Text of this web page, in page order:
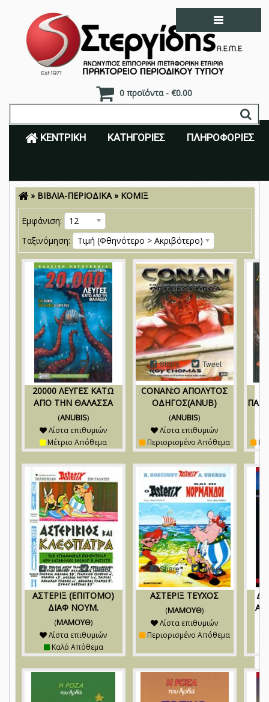
0 προϊόντα - €0.00
ΚΕΝΤΡΙΚΉ ΚΑΤΗΓΟΡΊΕΣ ΠΛΗΡΟΦΟΡΊΕΣ
Είσοδος
» ΒΙΒΛΙΑ-ΠΕΡΙΟΔΙΚΑ» ΚΟΜΙΞ
Εμφάνιση:
12
Ταξινόμηση:
Τιμή (Φθηνότερο > Ακριβότερο)
20000 ΛΕΥΓΕΣ ΚΑΤΩ
ΑΠΟ ΤΗΝ ΘΑΛΑΣΣΑ
(ANUBIS)
Share Tweet
Λίστα επιθυμιών
Μέτριο Απόθεμα
CONAN:O ΑΠΟΛΥΤΟΣ
OΔHΓOΣ(ANUB)
(ANUBIS)
Share Tweet
Λίστα επιθυμιών
Περιορισμένο Απόθεμα
ΑΣΤΕΡΙΞ (ΕΠΙΤΟΜΟ)
ΔΙΑΦ ΝΟΥΜ.
(ΜΑΜΟΥΘ)
Share Tweet
Λίστα επιθυμιών
Καλό Απόθεμα
ΑΣΤΕΡΙΞ ΤΕΥΧΟΣ
(ΜΑΜΟΥΘ)
Share Tweet
Λίστα επιθυμιών
Περιορισμένο Απόθεμα